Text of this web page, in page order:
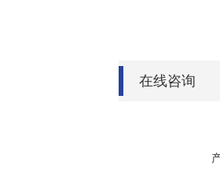
在线咨询